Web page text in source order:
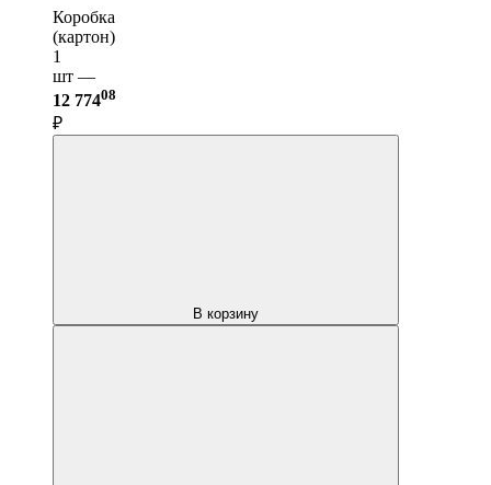
Коробка
(картон)
1
шт —
12 77408
₽
В корзину